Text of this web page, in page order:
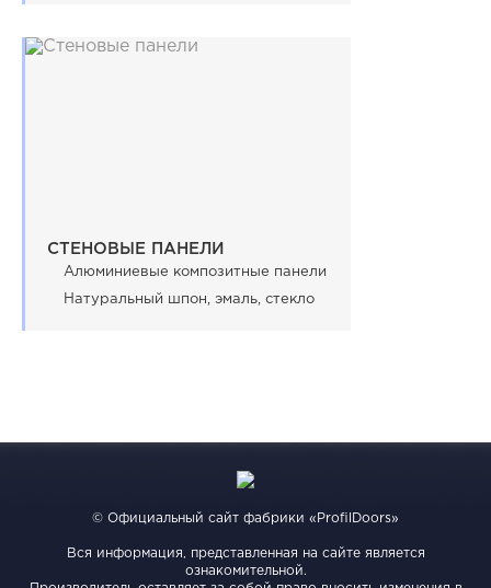
СТЕНОВЫЕ ПАНЕЛИ
Алюминиевые композитные панели
Натуральный шпон, эмаль, стекло
© Официальный сайт фабрики «ProfilDoors»
Вся информация, представленная на сайте является
ознакомительной.